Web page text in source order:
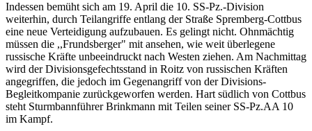
Indessen bemüht sich am 19. April die 10. SS-Pz.-Division
weiterhin, durch Teilangriffe entlang der Straße Spremberg-Cottbus
eine neue Verteidigung aufzubauen. Es gelingt nicht. Ohnmächtig
müssen die ,,Frundsberger" mit ansehen, wie weit überlegene
russische Kräfte unbeeindruckt nach Westen ziehen. Am Nachmittag
wird der Divisionsgefechtsstand in Roitz von russischen Kräften
angegriffen, die jedoch im Gegenangriff von der Divisions-
Begleitkompanie zurückgeworfen werden. Hart südlich von Cottbus
steht Sturmbannführer Brinkmann mit Teilen seiner SS-Pz.AA 10
im Kampf.